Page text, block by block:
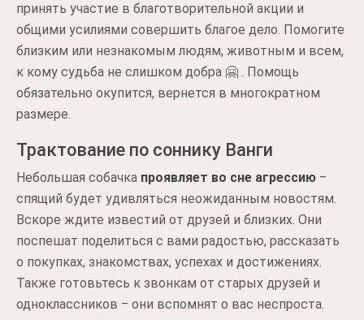
принять участие в благотворительной акции и
общими усилиями совершить благое дело. Помогите
близким или незнакомым людям, животным и всем,
к кому судьба не слишком добра 🤗 . Помощь
обязательно окупится, вернется в многократном
размере.
Трактование по соннику Ванги
Небольшая собачка проявляет во сне агрессию ‒
спящий будет удивляться неожиданным новостям.
Вскоре ждите известий от друзей и близких. Они
поспешат поделиться с вами радостью, рассказать
о покупках, знакомствах, успехах и достижениях.
Также готовьтесь к звонкам от старых друзей и
одноклассников ‒ они вспомнят о вас неспроста.